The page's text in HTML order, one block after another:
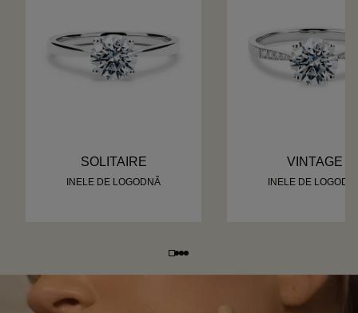
SOLITAIRE
INELE DE LOGODNĂ
VINTAGE
INELE DE